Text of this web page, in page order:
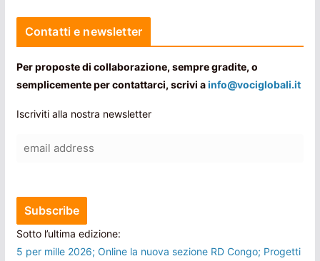
Contatti e newsletter
Per proposte di collaborazione, sempre gradite, o
semplicemente per contattarci, scrivi ainfo@vociglobali.it
Iscriviti alla nostra newsletter
Sotto l’ultima edizione:
5 per mille 2026; Online la nuova sezione RD Congo; Progetti